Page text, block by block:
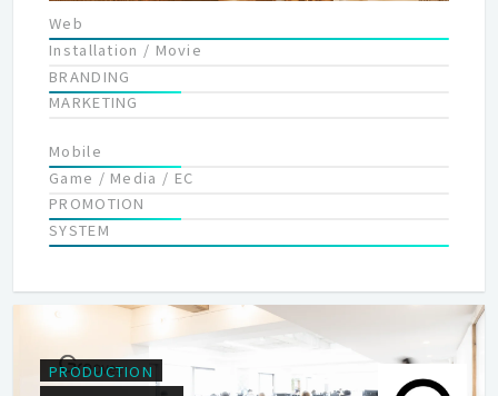
にしかできないモノ作りに取り組んでいきませんか。
Web
Installation / Movie
BRANDING
MARKETING
Mobile
Game / Media / EC
PROMOTION
SYSTEM
PRODUCTION